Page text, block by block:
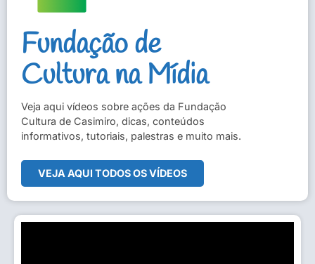
Fundação de
Cultura na Mídia
Veja aqui vídeos sobre ações da Fundação
Cultura de Casimiro, dicas, conteúdos
informativos, tutoriais, palestras e muito mais.
VEJA AQUI TODOS OS VÍDEOS